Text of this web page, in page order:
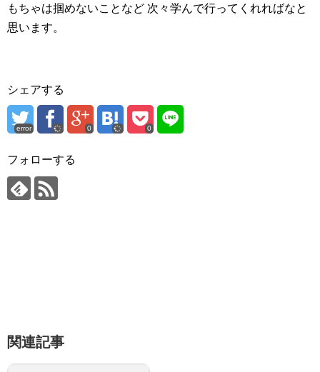
もちゃは掴めないことなど 次々学んで行ってくれればなと
思います。
シェアする
error 0 0
フォローする
関連記事